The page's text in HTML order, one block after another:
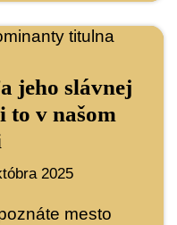
jeho slávnej
to v našom
2025
mesto